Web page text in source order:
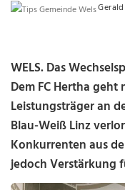
WELS.Das
Dem FC Hertha
Leistungsträger an
Blau-Weiß Linz
Konkurrenten aus
jedoch Verstärkung